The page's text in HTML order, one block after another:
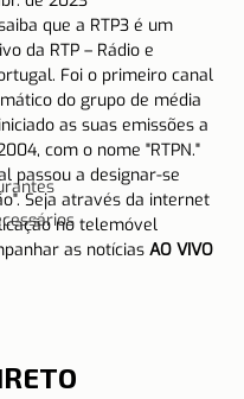
que a RTP3 é um
da RTP – Rádio e
Foi o primeiro canal
do grupo de média
as suas emissões a
com o nome "RTPN."
passou a designar-se
Seja através da internet
no telemóvel
as notícias AO VIVO